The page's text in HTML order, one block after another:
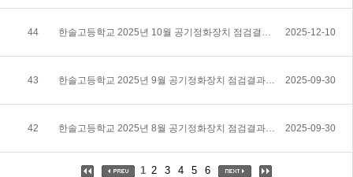
44 한솔고등학교 2025년 10월 공기정화장치 점검결과 공개 2025-12-10
43 한솔고등학교 2025년 9월 공기정화장치 점검결과 공개 2025-09-30
42 한솔고등학교 2025년 8월 공기정화장치 점검결과 공개 2025-09-30
1 2 3 4 5 6